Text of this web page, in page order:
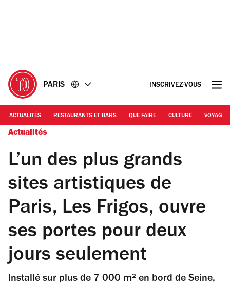
PARIS INSCRIVEZ-VOUS
ACTUALITÉS RESTAURANTS ET BARS QUE FAIRE CULTURE VOYAGE
Actualités
L’un des plus grands
sites artistiques de
Paris, Les Frigos, ouvre
ses portes pour deux
jours seulement
Installé sur plus de 7 000 m² en bord de Seine,